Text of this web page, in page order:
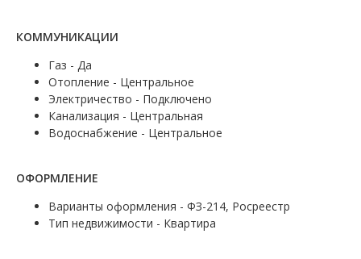
КОММУНИКАЦИИ
Газ - Да
Отопление - Центральное
Электричество - Подключено
Канализация - Центральная
Водоснабжение - Центральное
ОФОРМЛЕНИЕ
Варианты оформления - ФЗ-214, Росреестр
Тип недвижимости - Квартира